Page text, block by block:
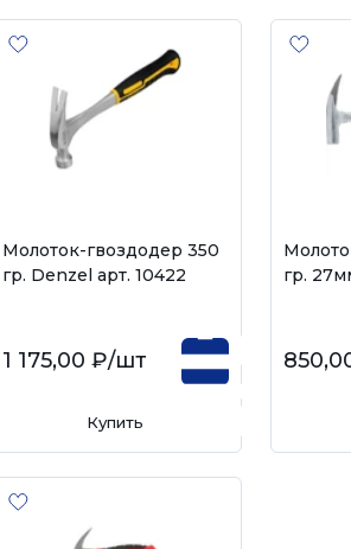
Молоток-гвоздодер 350
гр. Denzel арт. 10422
1 175,00 ₽/шт
Купить
гр.